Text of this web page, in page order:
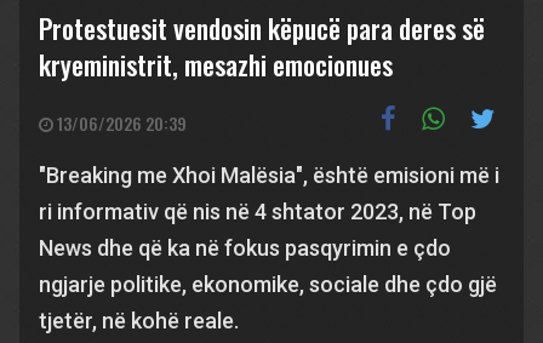
Protestuesit vendosin këpucë para deres së
kryeministrit, mesazhi emocionues
13/06/2026 20:39
"Breaking me Xhoi Malësia", është emisioni më i
ri informativ që nis në 4 shtator 2023, në Top
News dhe që ka në fokus pasqyrimin e çdo
ngjarje politike, ekonomike, sociale dhe çdo gjë
tjetër, në kohë reale.